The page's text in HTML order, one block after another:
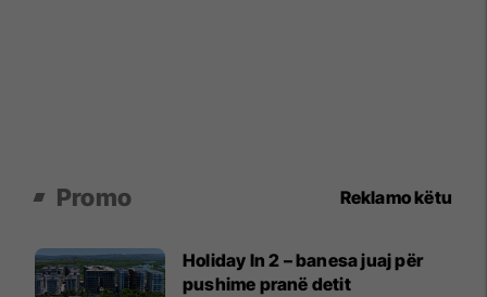
Promo Reklamo këtu
Holiday In 2 – banesa juaj për
pushime pranë detit